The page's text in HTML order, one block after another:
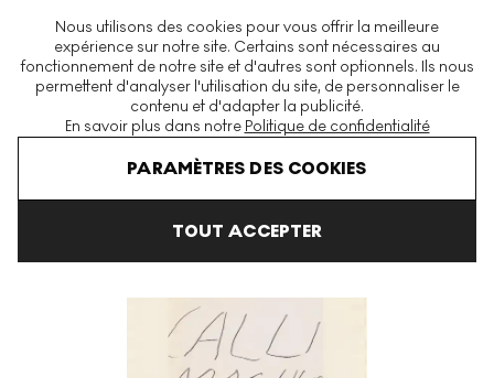
Nous utilisons des cookies pour vous offrir la meilleure
expérience sur notre site. Certains sont nécessaires au
fonctionnement de notre site et d'autres sont optionnels. Ils nous
permettent d'analyser l'utilisation du site, de personnaliser le
contenu et d'adapter la publicité.
En savoir plus dans notre Politique de confidentialité
PARAMÈTRES DES COOKIES
TOUT ACCEPTER
La plus grande plateforme mondiale d'estampes et éditions
modernes et contemporaines
Cy Twombly Five Greek Poets And A Philosopher